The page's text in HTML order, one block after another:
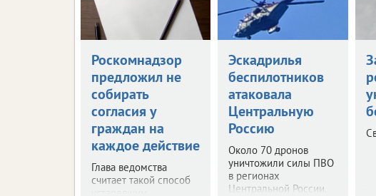
Роскомнадзор
предложил не
собирать
согласия у
граждан на
каждое действие
Глава ведомства
считает такой способ
Эскадрилья
беспилотников
атаковала
Центральную
Россию
Около 70 дронов
уничтожили силы ПВО
в регионах
Центральной России.